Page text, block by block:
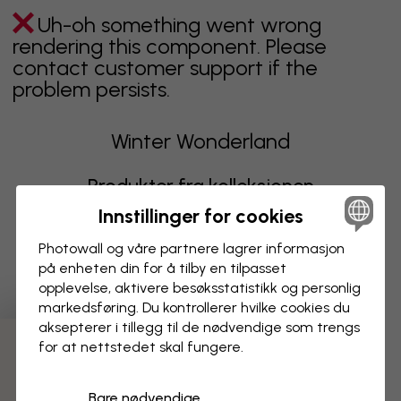
Uh-oh something went wrong
rendering this component. Please
contact customer support if the
problem persists.
Winter Wonderland
Produkter fra kolleksjonen
Uh-oh something went wrong
rendering this component. Please
contact customer support if the
problem persists.
Innstillinger for cookies
Photowall og våre partnere lagrer informasjon
på enheten din for å tilby en tilpasset
opplevelse, aktivere besøks­statistikk og personlig
markedsføring. Du kontrollerer hvilke cookies du
aksepterer i tillegg til de nødvendige som trengs
for at nettstedet skal fungere.